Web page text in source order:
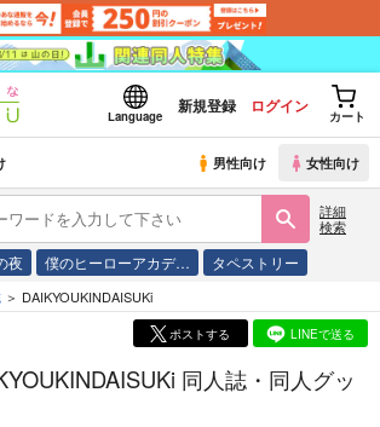
Language
新規登録 ログイン
カート
男性向け 女性向け
詳細
検索
夜 僕のヒーローアカデ… タペストリー
DAIKYOUKINDAISUKi
ポストする LINEで送る
同人誌・同人グッ